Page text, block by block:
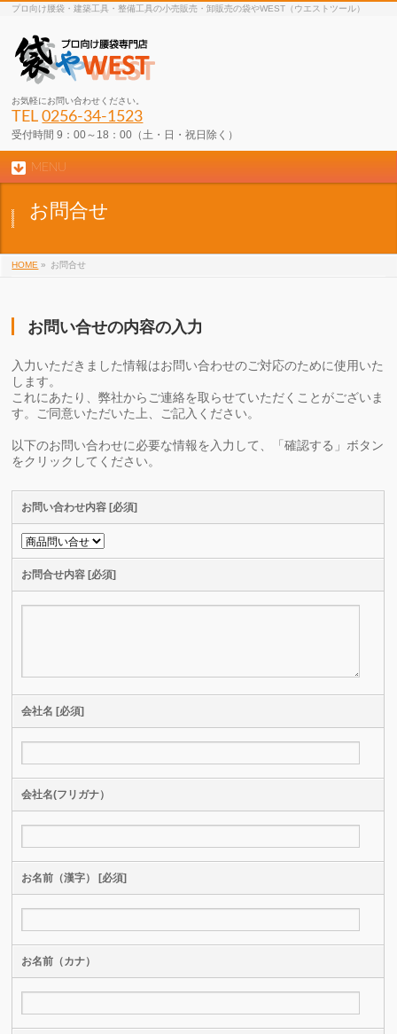
プロ向け腰袋・建築工具・整備工具の小売販売・卸販売の袋やWEST（ウエストツール）
お気軽にお問い合わせください。
TEL0256-34-1523
受付時間 9：00～18：00（土・日・祝日除く）
MENU
お問合せ
HOME » お問合せ
お問い合せの内容の入力
入力いただきました情報はお問い合わせのご対応のために使用いた
します。
これにあたり、弊社からご連絡を取らせていただくことがございま
す。ご同意いただいた上、ご記入ください。
以下のお問い合わせに必要な情報を入力して、「確認する」ボタン
をクリックしてください。
お問い合わせ内容 [必須]
お問合せ内容 [必須]
会社名 [必須]
会社名(フリガナ）
お名前（漢字） [必須]
お名前（カナ）